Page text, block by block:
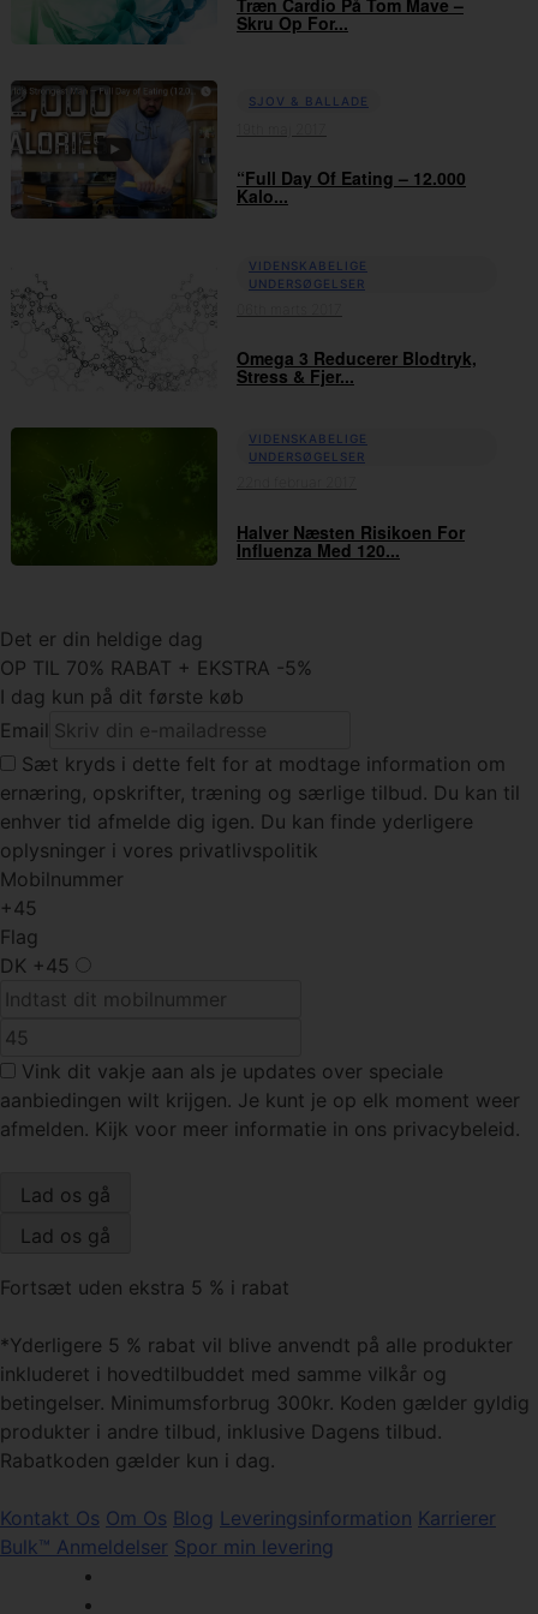
Skru Op For...
SJOV & BALLADE
“Full Day Of Eating – 12.000
Kalo...
VIDENSKABELIGE
UNDERSØGELSER
Omega 3 Reducerer Blodtryk,
Stress & Fjer...
VIDENSKABELIGE
UNDERSØGELSER
Halver Næsten Risikoen For
Influenza Med 120...
Det er din heldige dag
OP TIL 70% RABAT + EKSTRA -5%
I dag kun på dit første køb
Email
Sæt kryds i dette felt for at modtage information om
ernæring, opskrifter, træning og særlige tilbud. Du kan til
enhver tid afmelde dig igen. Du kan finde yderligere
oplysninger i vores privatlivspolitik
Mobilnummer
+45
Flag
DK +45
Vink dit vakje aan als je updates over speciale
aanbiedingen wilt krijgen. Je kunt je op elk moment weer
afmelden. Kijk voor meer informatie in ons privacybeleid.
Fortsæt uden ekstra 5 % i rabat
*Yderligere 5 % rabat vil blive anvendt på alle produkter
inkluderet i hovedtilbuddet med samme vilkår og
betingelser. Minimumsforbrug 300kr. Koden gælder gyldig
produkter i andre tilbud, inklusive Dagens tilbud.
Rabatkoden gælder kun i dag.
Kontakt Os Om Os Blog Leveringsinformation Karrierer
Bulk™ Anmeldelser Spor min levering